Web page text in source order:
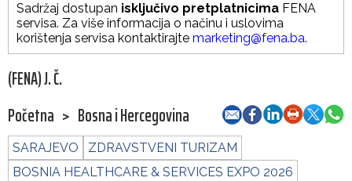
Sadržaj dostupan isključivo pretplatnicima FENA
servisa. Za više informacija o načinu i uslovima
korištenja servisa kontaktirajte marketing@fena.ba.
(FENA) J. Č.
Početna > Bosna i Hercegovina
SARAJEVO
ZDRAVSTVENI TURIZAM
BOSNIA HEALTHCARE & SERVICES EXPO 2026